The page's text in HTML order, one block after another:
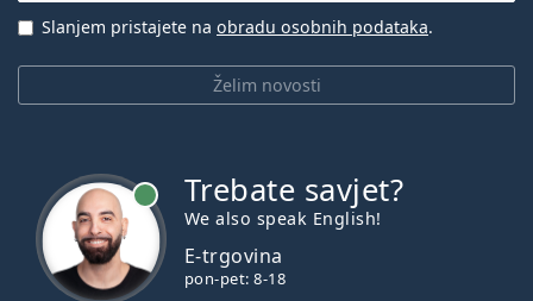
Želim novosti
Slanjem pristajete na obradu osobnih podataka.
Trebate savjet?
We also speak English!
E-trgovina
pon-pet: 8-18